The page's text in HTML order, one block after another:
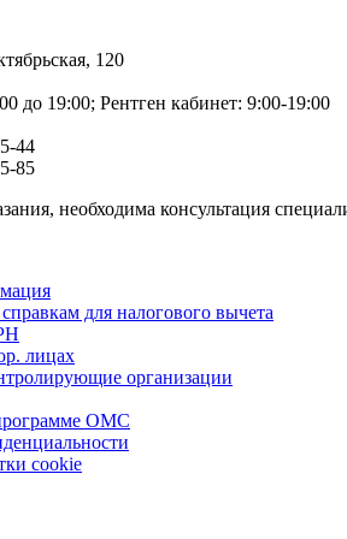
120
до 19:00; Рентген кабинет: 9:00-19:00
44
85
необходима консультация
для налогового вычета
лицах
организации
ОМС
cookie